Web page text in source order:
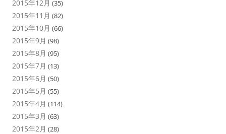
2015年12月 (35)
2015年11月 (82)
2015年10月 (66)
2015年9月 (98)
2015年8月 (95)
2015年7月 (13)
2015年6月 (50)
2015年5月 (55)
2015年4月 (114)
2015年3月 (63)
2015年2月 (28)